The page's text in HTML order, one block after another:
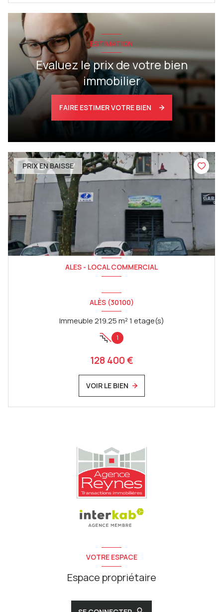
ESTIMATION
Evaluez le prix de votre bien
immobilier
FAIRE ESTIMER VOTRE BIEN
PRIX EN BAISSE
ALES - LOCAL COMMERCIAL
ALÈS (30100)
Immeuble 219.25 m² 1 etage(s)
1
128 400 €
VOIR LE BIEN
VOTRE ESPACE
Espace propriétaire